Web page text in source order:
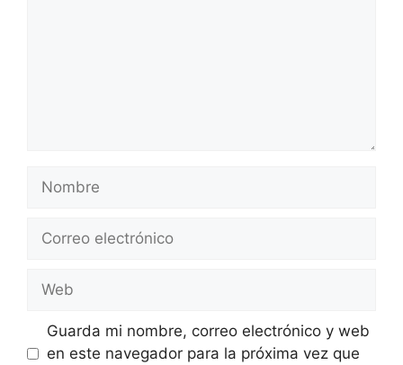
electrónico
Guarda mi nombre, correo electrónico y web
en este navegador para la próxima vez que